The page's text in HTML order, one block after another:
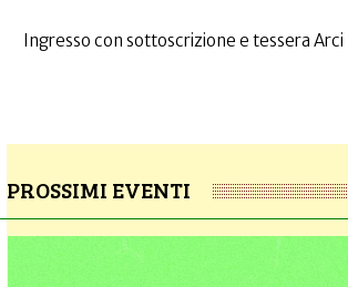
Ingresso con sottoscrizione e tessera Arci
PROSSIMI EVENTI